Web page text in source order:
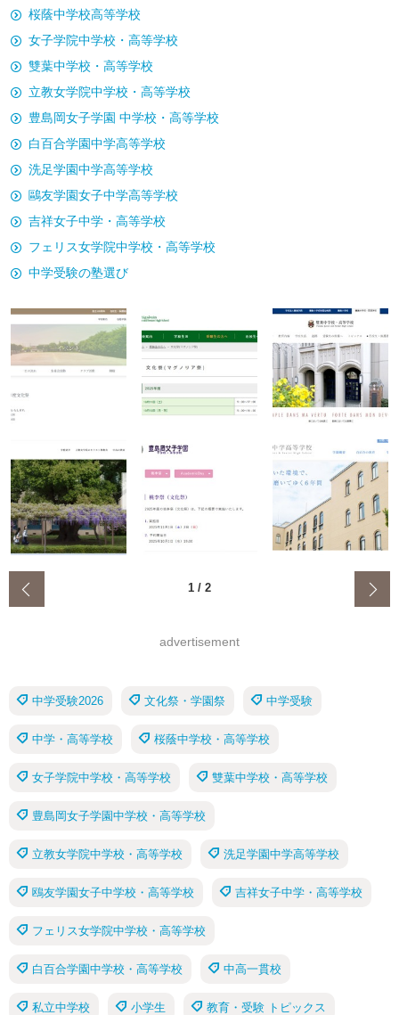
桜蔭中学校高等学校
女子学院中学校・高等学校
雙葉中学校・高等学校
立教女学院中学校・高等学校
豊島岡女子学園 中学校・高等学校
白百合学園中学高等学校
洗足学園中学高等学校
鷗友学園女子中学高等学校
吉祥女子中学・高等学校
フェリス女学院中学校・高等学校
中学受験の塾選び
1 / 2
advertisement
中学受験2026 文化祭・学園祭 中学受験
中学・高等学校 桜蔭中学校・高等学校
女子学院中学校・高等学校 雙葉中学校・高等学校
豊島岡女子学園中学校・高等学校
立教女学院中学校・高等学校 洗足学園中学高等学校
鴎友学園女子中学校・高等学校 吉祥女子中学・高等学校
フェリス女学院中学校・高等学校
白百合学園中学校・高等学校 中高一貫校
私立中学校 小学生 教育・受験 トピックス